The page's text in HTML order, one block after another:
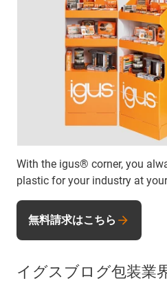
With the igus® corner, you
plastic for your industry at
無料請求はこちら
イグスブログ包装業